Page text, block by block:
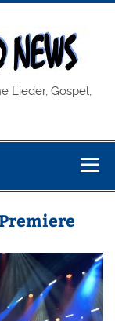
& Band
NEWS
Lieder, Gospel,